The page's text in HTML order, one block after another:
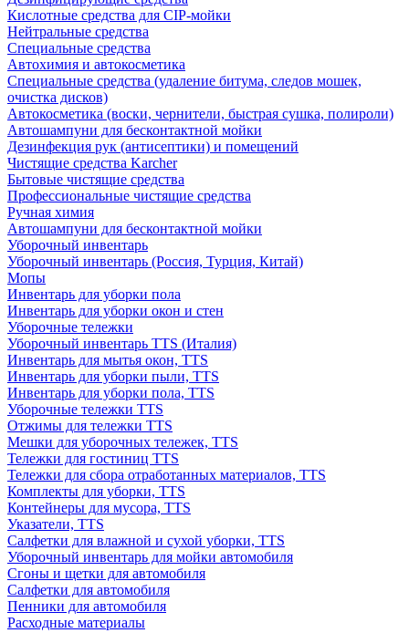
Кислотные средства для CIP-мойки
Нейтральные средства
Специальные средства
Автохимия и автокосметика
Специальные средства (удаление битума, следов мошек,
очистка дисков)
Автокосметика (воски, чернители, быстрая сушка, полироли)
Автошампуни для бесконтактной мойки
Дезинфекция рук (антисептики) и помещений
Чистящие средства Karcher
Бытовые чистящие средства
Профессиональные чистящие средства
Ручная химия
Автошампуни для бесконтактной мойки
Уборочный инвентарь
Уборочный инвентарь (Россия, Турция, Китай)
Мопы
Инвентарь для уборки пола
Инвентарь для уборки окон и стен
Уборочные тележки
Уборочный инвентарь TTS (Италия)
Инвентарь для мытья окон, TTS
Инвентарь для уборки пыли, TTS
Инвентарь для уборки пола, TTS
Уборочные тележки TTS
Отжимы для тележки TTS
Мешки для уборочных тележек, TTS
Тележки для гостиниц TTS
Тележки для сбора отработанных материалов, TTS
Комплекты для уборки, TTS
Контейнеры для мусора, TTS
Указатели, TTS
Салфетки для влажной и сухой уборки, TTS
Уборочный инвентарь для мойки автомобиля
Сгоны и щетки для автомобиля
Салфетки для автомобиля
Пенники для автомобиля
Расходные материалы